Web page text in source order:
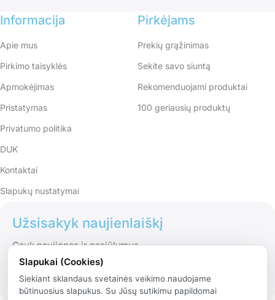
Informacija
Apie mus
Pirkimo taisyklės
Apmokėjimas
Pristatymas
Privatumo politika
DUK
Kontaktai
Slapukų nustatymai
Pirkėjams
Prekių grąžinimas
Sekite savo siuntą
Rekomenduojami produktai
100 geriausių produktų
Užsisakyk naujienlaiškį
Gauk naujienas ir pasiūlymus
Slapukai (Cookies)
Siekiant sklandaus svetainės veikimo naudojame
būtinuosius slapukus. Su Jūsų sutikimu papildomai